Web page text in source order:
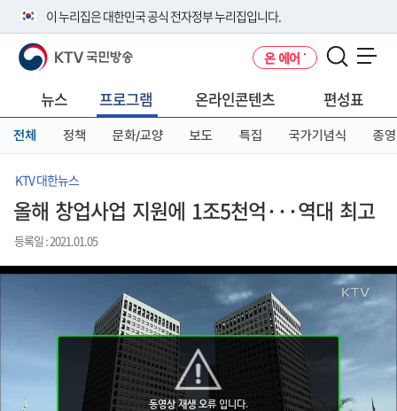
이 누리집은 대한민국 공식 전자정부 누리집입니다.
공식 누리집 주소 확인하기
니다.
이밖에 or.kr 또는 .kr등 다른 도메인 주소를 사용하고 있다면 아래 URL에
서 도메인 주소를 확인해 보세요
KTV 국민방송 온 에어
뉴스 프로그램 온라인콘텐츠 편성표
전체 정책 문화/교양 보도 특집 국가기념식 종영
KTV 대한뉴스
올해 창업사업 지원에 1조5천억···역대 최고
등록일 : 2021.01.05